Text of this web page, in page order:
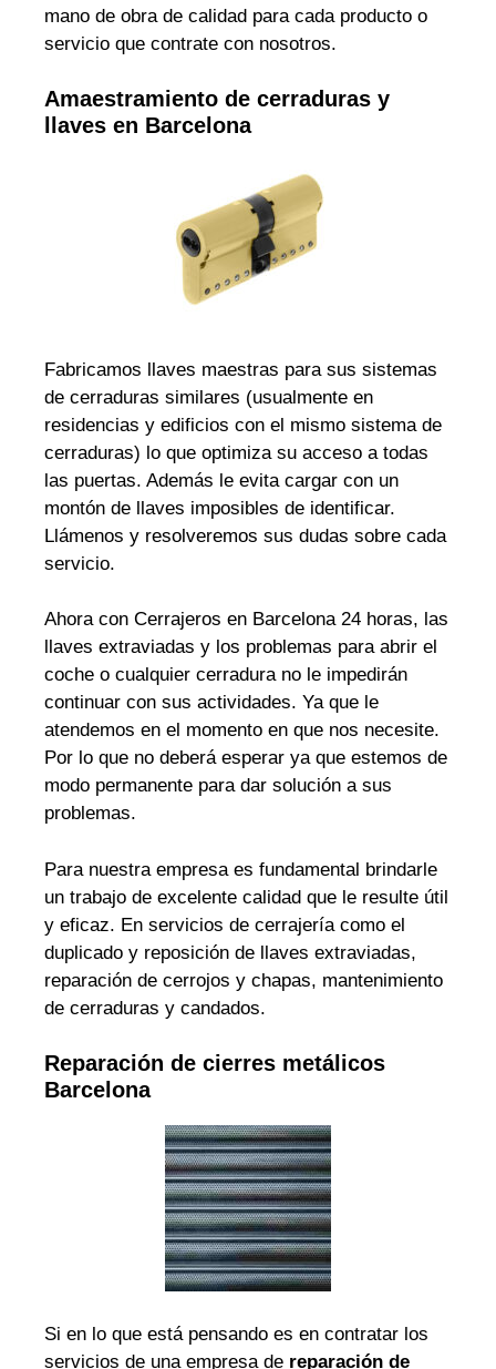
mano de obra de calidad para cada producto o
servicio que contrate con nosotros.
Amaestramiento de cerraduras y
llaves en Barcelona
Fabricamos llaves maestras para sus sistemas
de cerraduras similares (usualmente en
residencias y edificios con el mismo sistema de
cerraduras) lo que optimiza su acceso a todas
las puertas. Además le evita cargar con un
montón de llaves imposibles de identificar.
Llámenos y resolveremos sus dudas sobre cada
servicio.
Ahora con Cerrajeros en Barcelona 24 horas, las
llaves extraviadas y los problemas para abrir el
coche o cualquier cerradura no le impedirán
continuar con sus actividades. Ya que le
atendemos en el momento en que nos necesite.
Por lo que no deberá esperar ya que estemos de
modo permanente para dar solución a sus
problemas.
Para nuestra empresa es fundamental brindarle
un trabajo de excelente calidad que le resulte útil
y eficaz. En servicios de cerrajería como el
duplicado y reposición de llaves extraviadas,
reparación de cerrojos y chapas, mantenimiento
de cerraduras y candados.
Reparación de cierres metálicos
Barcelona
Si en lo que está pensando es en contratar los
servicios de una empresa de reparación de